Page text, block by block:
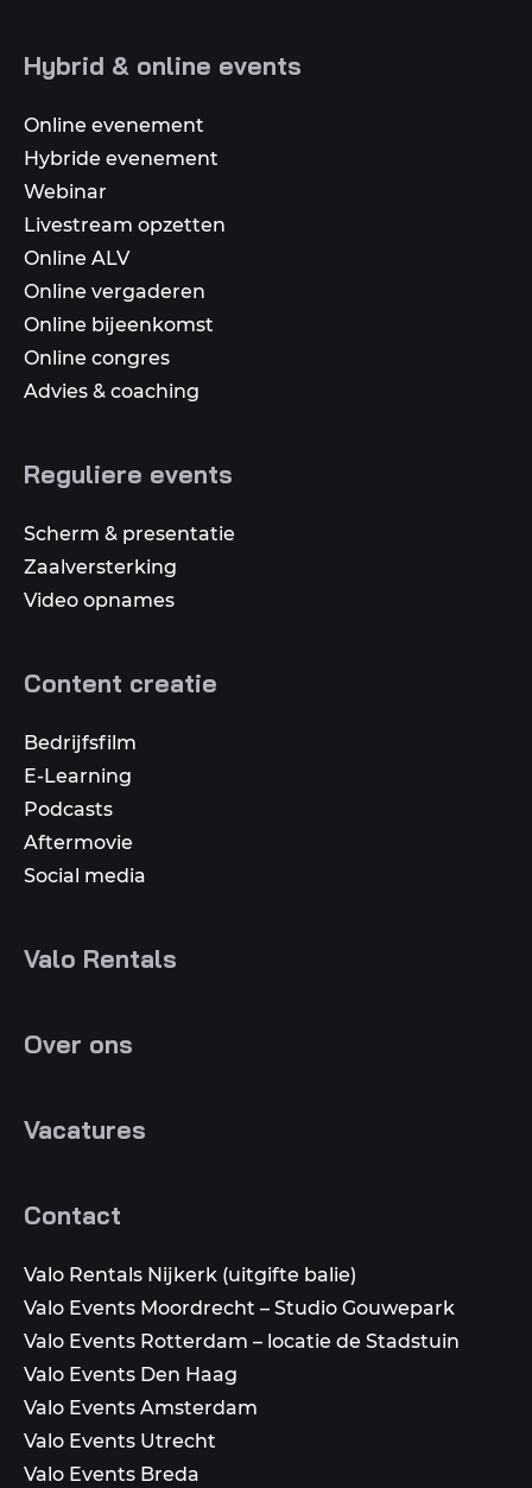
media
Hybrid & online events
Online evenement
Hybride evenement
Webinar
Livestream opzetten
Online ALV
Online vergaderen
Online bijeenkomst
Online congres
Advies & coaching
Reguliere events
Scherm & presentatie
Zaalversterking
Video opnames
Content creatie
Bedrijfsfilm
E-Learning
Podcasts
Aftermovie
Social media
Valo Rentals
Over ons
Vacatures
Contact
Valo Rentals Nijkerk (uitgifte balie)
Valo Events Moordrecht – Studio Gouwepark
Valo Events Rotterdam – locatie de Stadstuin
Valo Events Den Haag
Valo Events Amsterdam
Valo Events Utrecht
Valo Events Breda